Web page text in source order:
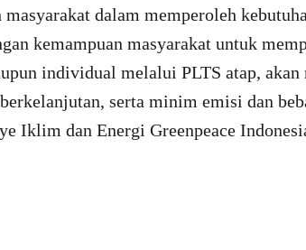
dalam memperoleh
kemampuan masyarakat untuk
individual melalui PLTS atap, akan
serta minim emisi dan
Iklim dan Energi Greenpeace